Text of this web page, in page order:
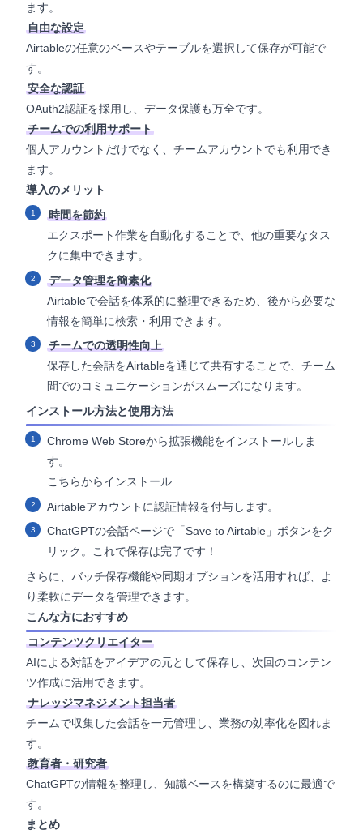
ます。
自由な設定
Airtableの任意のベースやテーブルを選択して保存が可能で
す。
安全な認証
OAuth2認証を採用し、データ保護も万全です。
チームでの利用サポート
個人アカウントだけでなく、チームアカウントでも利用でき
ます。
導入のメリット
時間を節約
エクスポート作業を自動化することで、他の重要なタス
クに集中できます。
データ管理を簡素化
Airtableで会話を体系的に整理できるため、後から必要な
情報を簡単に検索・利用できます。
チームでの透明性向上
保存した会話をAirtableを通じて共有することで、チーム
間でのコミュニケーションがスムーズになります。
インストール方法と使用方法
Chrome Web Storeから拡張機能をインストールしま
す。
こちらからインストール
Airtableアカウントに認証情報を付与します。
ChatGPTの会話ページで「Save to Airtable」ボタンをク
リック。これで保存は完了です！
さらに、バッチ保存機能や同期オプションを活用すれば、よ
り柔軟にデータを管理できます。
こんな方におすすめ
コンテンツクリエイター
AIによる対話をアイデアの元として保存し、次回のコンテン
ツ作成に活用できます。
ナレッジマネジメント担当者
チームで収集した会話を一元管理し、業務の効率化を図れま
す。
教育者・研究者
ChatGPTの情報を整理し、知識ベースを構築するのに最適で
す。
まとめ